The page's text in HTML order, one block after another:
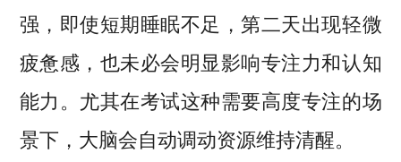
强，即使短期睡眠不足，第二天出现轻微
疲惫感，也未必会明显影响专注力和认知
能力。尤其在考试这种需要高度专注的场
景下，大脑会自动调动资源维持清醒。